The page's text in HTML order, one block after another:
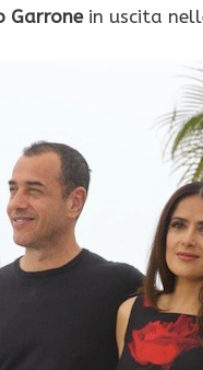
Garronein uscita